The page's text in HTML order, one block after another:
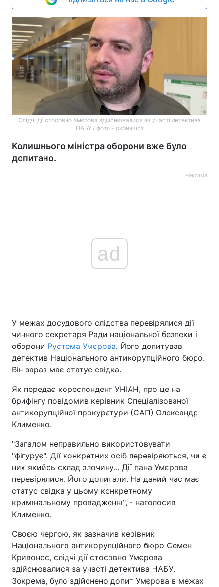
Слідчі дії стосовно Умєрова здійснювалися за участі детектива
НАБУ / фото - скриншот
Колишнього міністра оборони вже було
допитано.
Реклама
ad
У межах досудового слідства перевірялися дії
чинного секретаря Ради національної безпеки і
оборони Рустема Умєрова. Його допитував
детектив Національного антикорупційного бюро.
Він зараз має статус свідка.
Як передає кореспондент УНІАН, про це на
брифінгу повідомив керівник Спеціалізованої
антикорупційної прокуратури (САП) Олександр
Клименко.
"Загалом неправильно використовувати
"фігурує". Дії конкретних осіб перевіряються, чи є
них якийсь склад злочину... Дії пана Умєрова
перевірялися. Його допитали. На даний час має
статус свідка у цьому конкретному
кримінальному провадженні", - наголосив
Клименко.
Своєю чергою, як зазначив керівник
Національного антикорупційного бюро Семен
Кривонос, слідчі дії стосовно Умєрова
здійснювалися за участі детектива НАБУ.
Зокрема, було здійснено допит Умєрова в межах